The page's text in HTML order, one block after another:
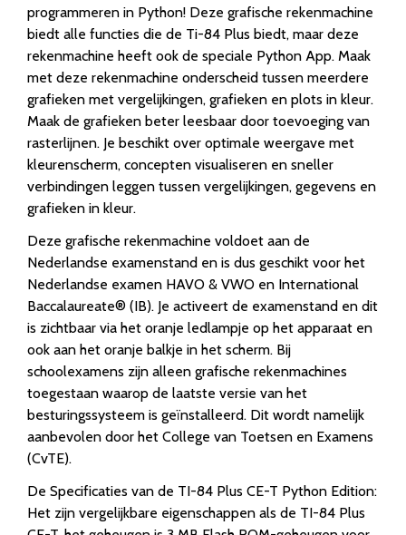
programmeren in Python! Deze grafische rekenmachine
biedt alle functies die de Ti-84 Plus biedt, maar deze
rekenmachine heeft ook de speciale Python App. Maak
met deze rekenmachine onderscheid tussen meerdere
grafieken met vergelijkingen, grafieken en plots in kleur.
Maak de grafieken beter leesbaar door toevoeging van
rasterlijnen. Je beschikt over optimale weergave met
kleurenscherm, concepten visualiseren en sneller
verbindingen leggen tussen vergelijkingen, gegevens en
grafieken in kleur.
Deze grafische rekenmachine voldoet aan de
Nederlandse examenstand en is dus geschikt voor het
Nederlandse examen HAVO & VWO en International
Baccalaureate® (IB). Je activeert de examenstand en dit
is zichtbaar via het oranje ledlampje op het apparaat en
ook aan het oranje balkje in het scherm. Bij
schoolexamens zijn alleen grafische rekenmachines
toegestaan waarop de laatste versie van het
besturingssysteem is geïnstalleerd. Dit wordt namelijk
aanbevolen door het College van Toetsen en Examens
(CvTE).
De Specificaties van de TI-84 Plus CE-T Python Edition:
Het zijn vergelijkbare eigenschappen als de TI-84 Plus